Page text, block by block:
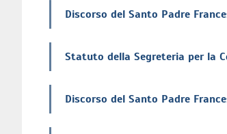
Discorso del Santo Padre
Statuto della Segreteria per la
Discorso del Santo Padre